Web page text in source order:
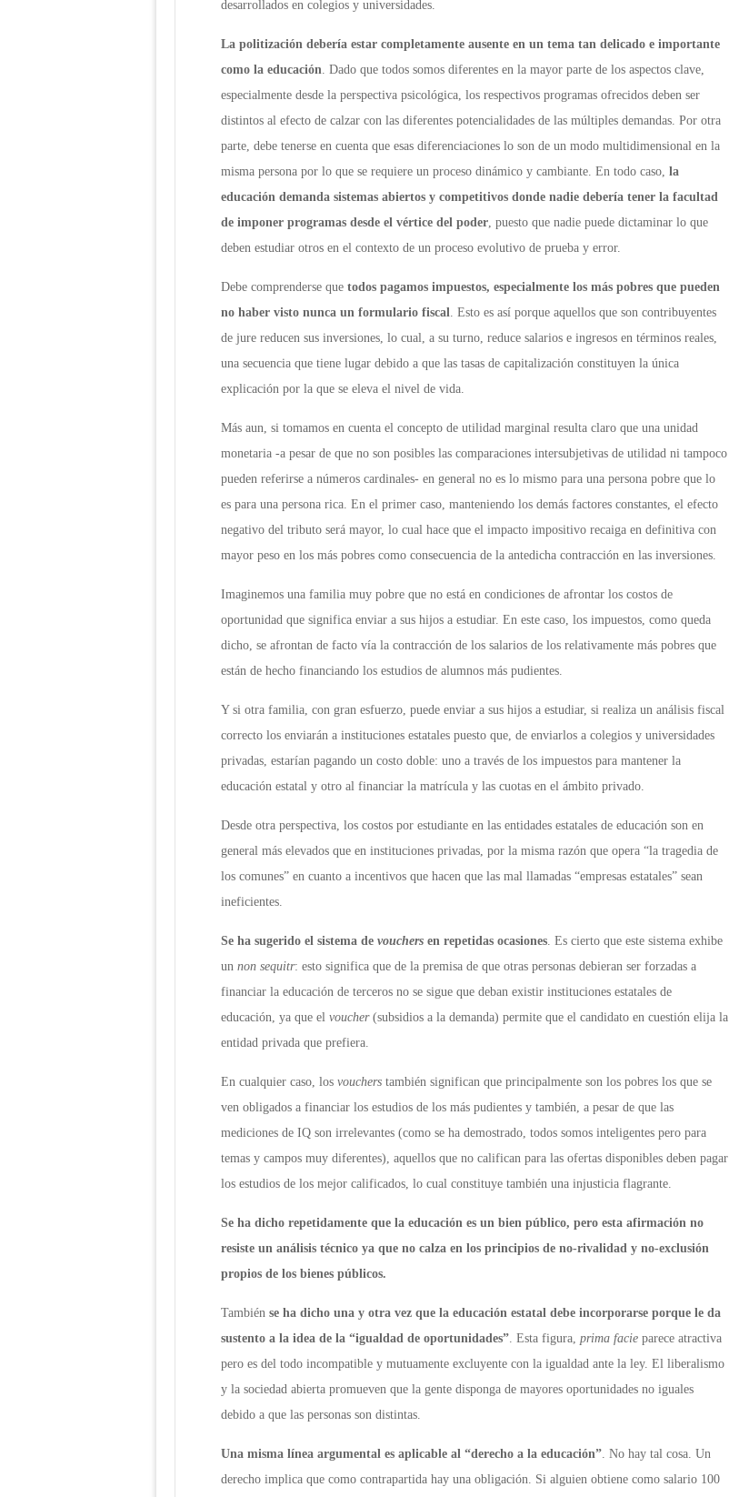
desarrollados en colegios y universidades.
La politización debería estar completamente ausente en un tema tan delicado e importante
como la educación. Dado que todos somos diferentes en la mayor parte de los aspectos clave,
especialmente desde la perspectiva psicológica, los respectivos programas ofrecidos deben ser
distintos al efecto de calzar con las diferentes potencialidades de las múltiples demandas. Por otra
parte, debe tenerse en cuenta que esas diferenciaciones lo son de un modo multidimensional en la
misma persona por lo que se requiere un proceso dinámico y cambiante. En todo caso, la
educación demanda sistemas abiertos y competitivos donde nadie debería tener la facultad
de imponer programas desde el vértice del poder, puesto que nadie puede dictaminar lo que
deben estudiar otros en el contexto de un proceso evolutivo de prueba y error.
Debe comprenderse que todos pagamos impuestos, especialmente los más pobres que pueden
no haber visto nunca un formulario fiscal. Esto es así porque aquellos que son contribuyentes
de jure reducen sus inversiones, lo cual, a su turno, reduce salarios e ingresos en términos reales,
una secuencia que tiene lugar debido a que las tasas de capitalización constituyen la única
explicación por la que se eleva el nivel de vida.
Más aun, si tomamos en cuenta el concepto de utilidad marginal resulta claro que una unidad
monetaria -a pesar de que no son posibles las comparaciones intersubjetivas de utilidad ni tampoco
pueden referirse a números cardinales- en general no es lo mismo para una persona pobre que lo
es para una persona rica. En el primer caso, manteniendo los demás factores constantes, el efecto
negativo del tributo será mayor, lo cual hace que el impacto impositivo recaiga en definitiva con
mayor peso en los más pobres como consecuencia de la antedicha contracción en las inversiones.
Imaginemos una familia muy pobre que no está en condiciones de afrontar los costos de
oportunidad que significa enviar a sus hijos a estudiar. En este caso, los impuestos, como queda
dicho, se afrontan de facto vía la contracción de los salarios de los relativamente más pobres que
están de hecho financiando los estudios de alumnos más pudientes.
Y si otra familia, con gran esfuerzo, puede enviar a sus hijos a estudiar, si realiza un análisis fiscal
correcto los enviarán a instituciones estatales puesto que, de enviarlos a colegios y universidades
privadas, estarían pagando un costo doble: uno a través de los impuestos para mantener la
educación estatal y otro al financiar la matrícula y las cuotas en el ámbito privado.
Desde otra perspectiva, los costos por estudiante en las entidades estatales de educación son en
general más elevados que en instituciones privadas, por la misma razón que opera “la tragedia de
los comunes” en cuanto a incentivos que hacen que las mal llamadas “empresas estatales” sean
ineficientes.
Se ha sugerido el sistema de vouchers en repetidas ocasiones. Es cierto que este sistema exhibe
un non sequitr: esto significa que de la premisa de que otras personas debieran ser forzadas a
financiar la educación de terceros no se sigue que deban existir instituciones estatales de
educación, ya que el voucher (subsidios a la demanda) permite que el candidato en cuestión elija la
entidad privada que prefiera.
En cualquier caso, los vouchers también significan que principalmente son los pobres los que se
ven obligados a financiar los estudios de los más pudientes y también, a pesar de que las
mediciones de IQ son irrelevantes (como se ha demostrado, todos somos inteligentes pero para
temas y campos muy diferentes), aquellos que no califican para las ofertas disponibles deben pagar
los estudios de los mejor calificados, lo cual constituye también una injusticia flagrante.
Se ha dicho repetidamente que la educación es un bien público, pero esta afirmación no
resiste un análisis técnico ya que no calza en los principios de no-rivalidad y no-exclusión
propios de los bienes públicos.
También se ha dicho una y otra vez que la educación estatal debe incorporarse porque le da
sustento a la idea de la “igualdad de oportunidades”. Esta figura, prima facie parece atractiva
pero es del todo incompatible y mutuamente excluyente con la igualdad ante la ley. El liberalismo
y la sociedad abierta promueven que la gente disponga de mayores oportunidades no iguales
debido a que las personas son distintas.
Una misma línea argumental es aplicable al “derecho a la educación”. No hay tal cosa. Un
derecho implica que como contrapartida hay una obligación. Si alguien obtiene como salario 100